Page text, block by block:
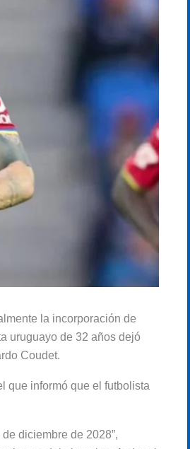
la incorporación de
uruguayo de 32 años dejó
Coudet.
que informó que el futbolista
diciembre de 2028”,